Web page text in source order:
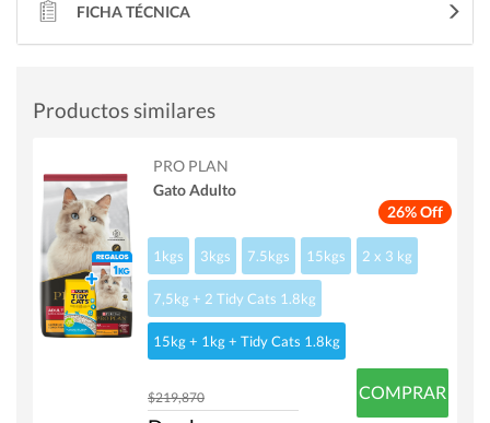
FICHA TÉCNICA
Productos similares
26% Off
PRO PLAN
Gato Adulto
1kgs 3kgs 7.5kgs 15kgs 2 x 3 kg
7,5kg + 2 Tidy Cats 1.8kg
15kg + 1kg + Tidy Cats 1.8kg
$219,870 COMPRAR